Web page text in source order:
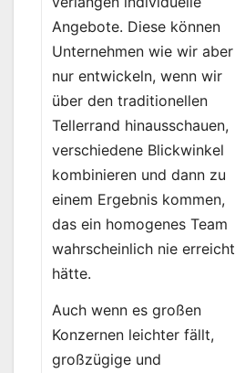
Angebote. Diese können
Unternehmen wie wir aber
nur entwickeln, wenn wir
über den traditionellen
Tellerrand hinausschauen,
verschiedene Blickwinkel
kombinieren und dann zu
einem Ergebnis kommen,
das ein homogenes Team
wahrscheinlich nie erreicht
hätte.
Auch wenn es großen
Konzernen leichter fällt,
großzügige und